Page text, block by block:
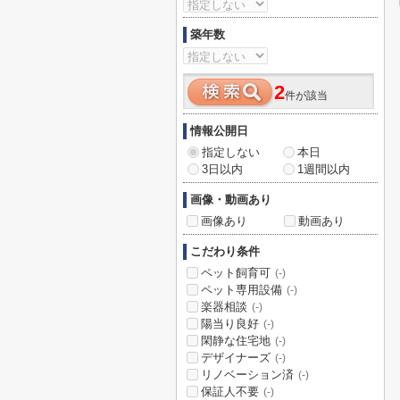
築年数
2件が該当
情報公開日
指定しない
本日
3日以内
1週間以内
画像・動画あり
画像あり
動画あり
こだわり条件
ペット飼育可 (-)
ペット専用設備 (-)
楽器相談 (-)
陽当り良好 (-)
閑静な住宅地 (-)
デザイナーズ (-)
リノベーション済 (-)
保証人不要 (-)